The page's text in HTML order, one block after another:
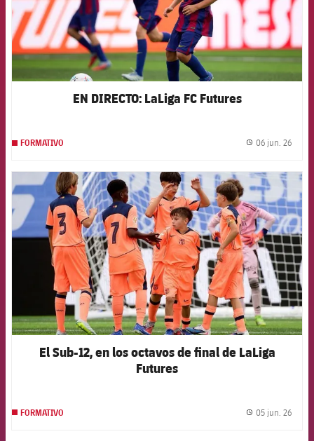
EN DIRECTO: LaLiga FC Futures
FORMATIVO 06 jun. 26
FCB Barcelona badge
El Sub-12, en los octavos de final de LaLiga
Futures
FORMATIVO 05 jun. 26